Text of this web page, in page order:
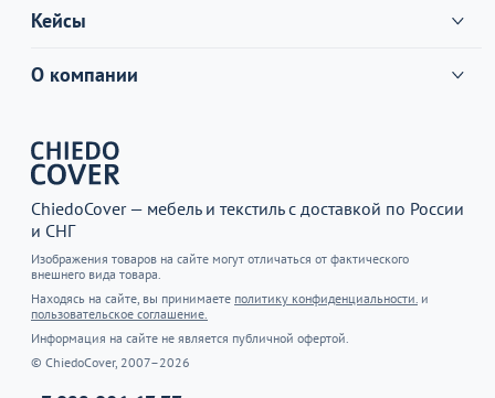
Кейсы
О компании
ChiedoCover — мебель и текстиль с доставкой по России
и СНГ
Изображения товаров на сайте могут отличаться от фактического
внешнего вида товара.
Находясь на сайте, вы принимаете политику конфиденциальности. и
пользовательское соглашение.
Информация на сайте не является публичной офертой.
© ChiedoCover, 2007–2026